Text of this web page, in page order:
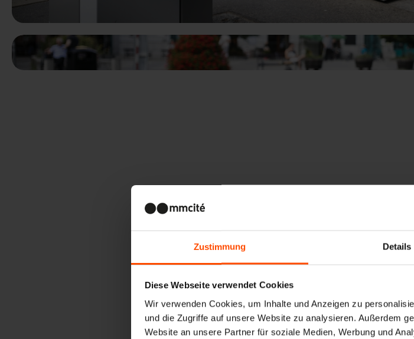
Zustimmung Details
Diese Webseite verwendet Cookies
Wir verwenden Cookies, um Inhalte und Anzeigen zu
und die Zugriffe auf unsere Website zu analysieren. Außerdem
Website an unsere Partner für soziale Medien, Werbung und